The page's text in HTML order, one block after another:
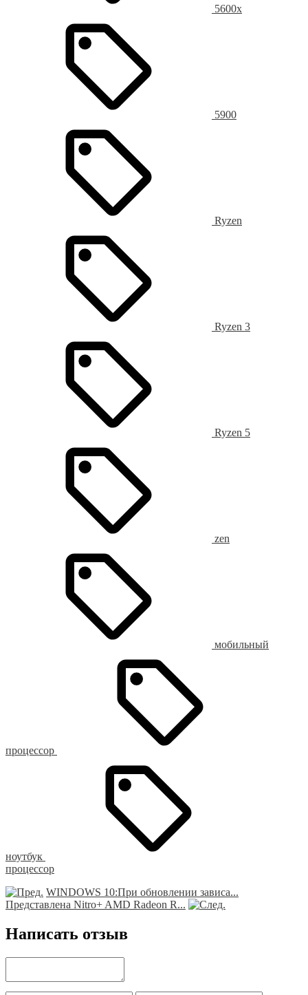
5600x
5900
Ryzen
Ryzen 3
Ryzen 5
zen
мобильный
процессор
ноутбук
процессор
WINDOWS 10:При обновлении зависа...
Представлена Nitro+ AMD Radeon R...
Написать отзыв